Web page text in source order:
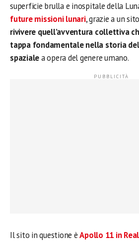
superficie brulla e inospitale della
future missioni lunari, grazie a un
rivivere quell’avventura collettiva
tappa fondamentale nella storia
spazialea opera del genere umano.
Il sito in questione èApollo 11 in